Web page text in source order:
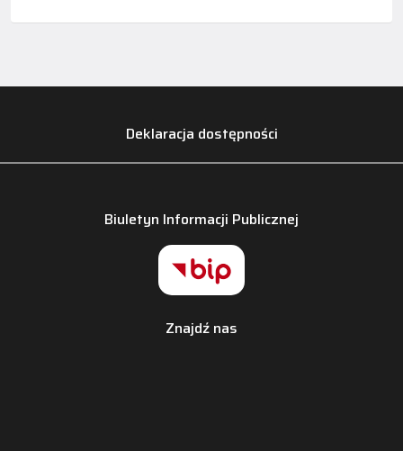
Deklaracja dostępności
Biuletyn Informacji Publicznej
Znajdź nas